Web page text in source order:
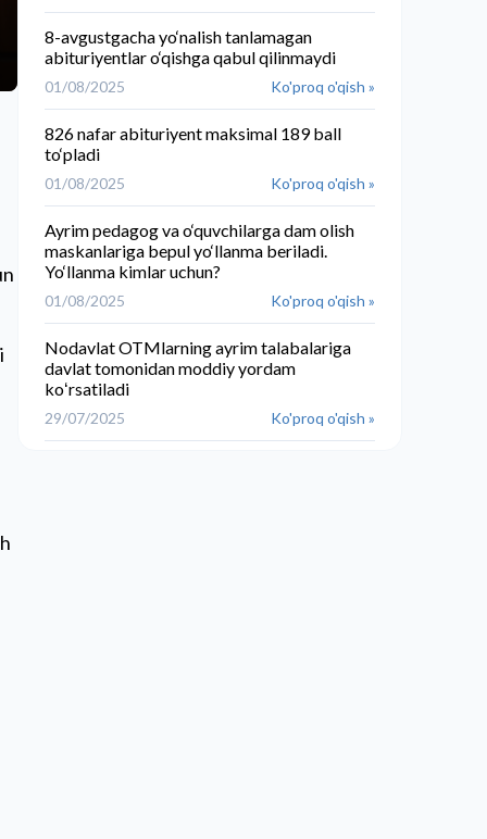
8-avgustgacha yo‘nalish tanlamagan
abituriyentlar o‘qishga qabul qilinmaydi
01/08/2025 Ko'proq o'qish »
826 nafar abituriyent maksimal 189 ball
to‘pladi
01/08/2025 Ko'proq o'qish »
Ayrim pedagog va o‘quvchilarga dam olish
maskanlariga bepul yo‘llanma beriladi.
Yo‘llanma kimlar uchun?
01/08/2025 Ko'proq o'qish »
Nodavlat OTMlarning ayrim talabalariga
davlat tomonidan moddiy yordam
koʻrsatiladi
29/07/2025 Ko'proq o'qish »